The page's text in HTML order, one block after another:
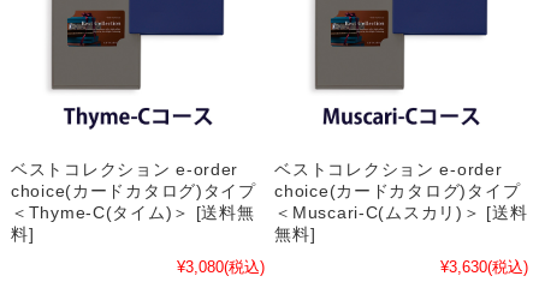
ベストコレクション e-order
choice(カードカタログ)タイプ
＜Thyme-C(タイム)＞ [送料無
料]
¥3,080(税込)
ベストコレクション e-order
choice(カードカタログ)タイプ
＜Muscari-C(ムスカリ)＞ [送料
無料]
¥3,630(税込)